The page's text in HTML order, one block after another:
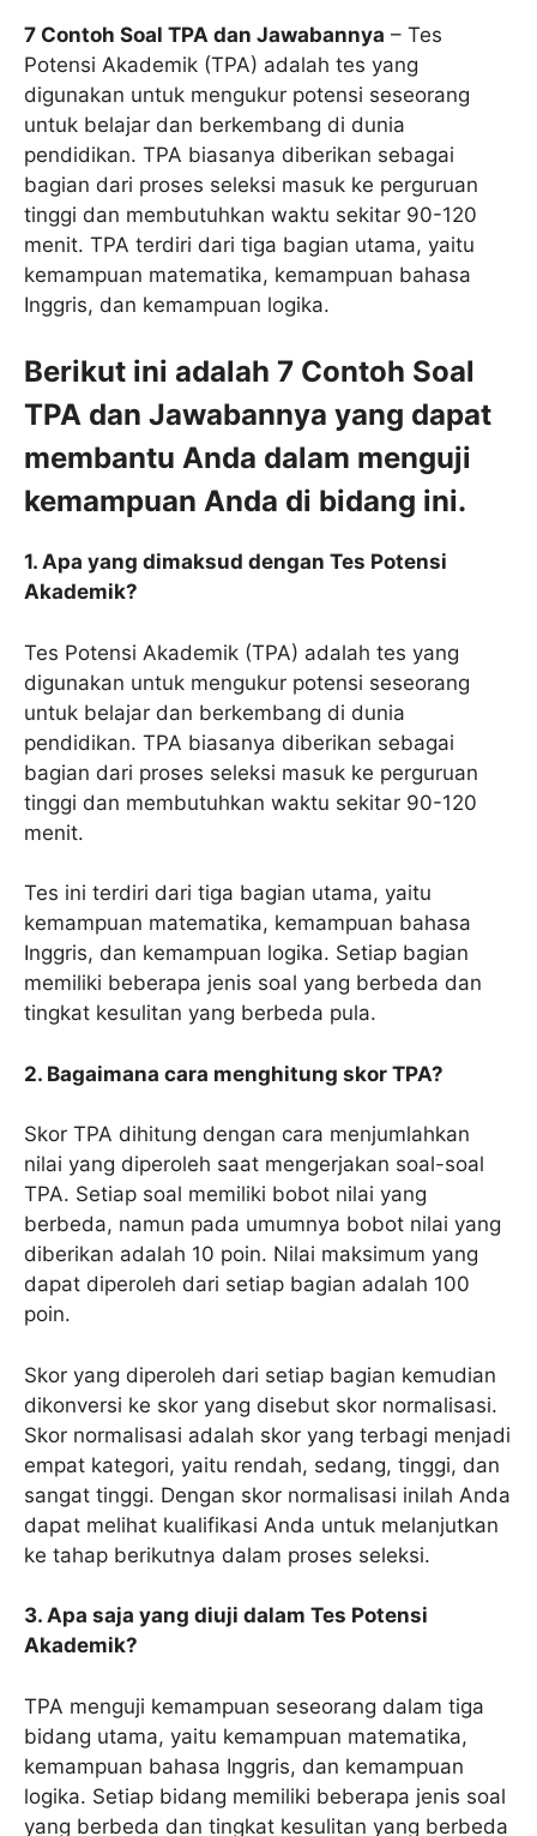
7 Contoh Soal TPA dan Jawabannya – Tes
Potensi Akademik (TPA) adalah tes yang
digunakan untuk mengukur potensi seseorang
untuk belajar dan berkembang di dunia
pendidikan. TPA biasanya diberikan sebagai
bagian dari proses seleksi masuk ke perguruan
tinggi dan membutuhkan waktu sekitar 90-120
menit. TPA terdiri dari tiga bagian utama, yaitu
kemampuan matematika, kemampuan bahasa
Inggris, dan kemampuan logika.
Berikut ini adalah 7 Contoh Soal
TPA dan Jawabannya yang dapat
membantu Anda dalam menguji
kemampuan Anda di bidang ini.
1. Apa yang dimaksud dengan Tes Potensi
Akademik?
Tes Potensi Akademik (TPA) adalah tes yang
digunakan untuk mengukur potensi seseorang
untuk belajar dan berkembang di dunia
pendidikan. TPA biasanya diberikan sebagai
bagian dari proses seleksi masuk ke perguruan
tinggi dan membutuhkan waktu sekitar 90-120
menit.
Tes ini terdiri dari tiga bagian utama, yaitu
kemampuan matematika, kemampuan bahasa
Inggris, dan kemampuan logika. Setiap bagian
memiliki beberapa jenis soal yang berbeda dan
tingkat kesulitan yang berbeda pula.
2. Bagaimana cara menghitung skor TPA?
Skor TPA dihitung dengan cara menjumlahkan
nilai yang diperoleh saat mengerjakan soal-soal
TPA. Setiap soal memiliki bobot nilai yang
berbeda, namun pada umumnya bobot nilai yang
diberikan adalah 10 poin. Nilai maksimum yang
dapat diperoleh dari setiap bagian adalah 100
poin.
Skor yang diperoleh dari setiap bagian kemudian
dikonversi ke skor yang disebut skor normalisasi.
Skor normalisasi adalah skor yang terbagi menjadi
empat kategori, yaitu rendah, sedang, tinggi, dan
sangat tinggi. Dengan skor normalisasi inilah Anda
dapat melihat kualifikasi Anda untuk melanjutkan
ke tahap berikutnya dalam proses seleksi.
3. Apa saja yang diuji dalam Tes Potensi
Akademik?
TPA menguji kemampuan seseorang dalam tiga
bidang utama, yaitu kemampuan matematika,
kemampuan bahasa Inggris, dan kemampuan
logika. Setiap bidang memiliki beberapa jenis soal
yang berbeda dan tingkat kesulitan yang berbeda